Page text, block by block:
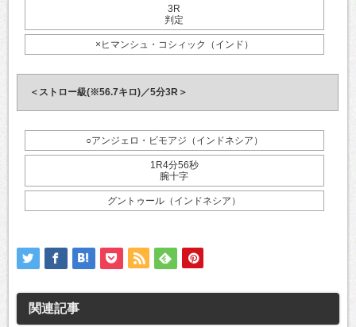
3R
判定
×ヒマンシュ・コシィック（インド）
＜ストロー級(※56.7キロ)／5分3R＞
○アンジェロ・ビモアジ（インドネシア）
1R4分56秒
腕十字
グントゥール（インドネシア）
関連記事